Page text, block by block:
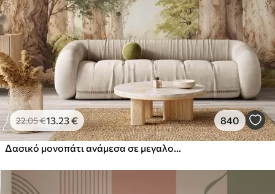
22.05€13 .23€ 840